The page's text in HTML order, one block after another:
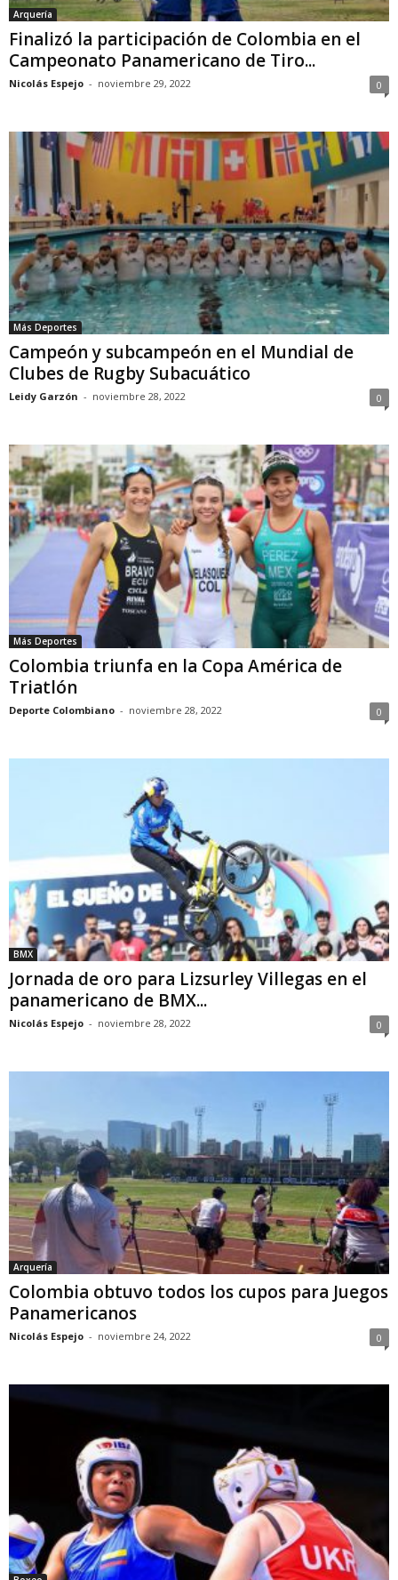
Arquería
Finalizó la participación de Colombia en el
Campeonato Panamericano de Tiro...
Nicolás Espejo - noviembre 29, 2022 0
Más Deportes
Campeón y subcampeón en el Mundial de
Clubes de Rugby Subacuático
Leidy Garzón - noviembre 28, 2022 0
Más Deportes
Colombia triunfa en la Copa América de
Triatlón
Deporte Colombiano - noviembre 28, 2022 0
BMX
Jornada de oro para Lizsurley Villegas en el
panamericano de BMX...
Nicolás Espejo - noviembre 28, 2022 0
Arquería
Colombia obtuvo todos los cupos para Juegos
Panamericanos
Nicolás Espejo - noviembre 24, 2022 0